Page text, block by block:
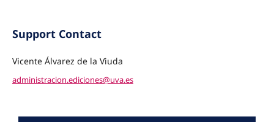
Support Contact
Vicente Álvarez de la Viuda
administracion.ediciones@uva.es